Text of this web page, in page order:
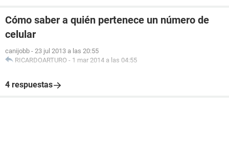
Cómo saber a quién pertenece un número de
celular
canijobb - 23 jul 2013 a las 20:55
RICARDOARTURO - 1 mar 2014 a las 04:55
4 respuestas